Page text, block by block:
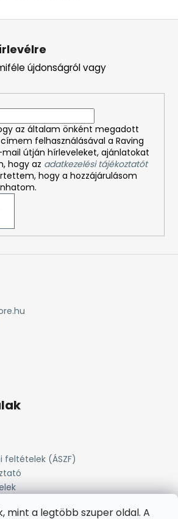
mint a legtöbb szuper oldal. A
újdonságról vagy
az általam önként megadott
felhasználásával a Raving
útján hírleveleket, ajánlatokat
hogy az adatkezelési tájékoztatót
hogy a hozzájárulásom
feltételek (ÁSZF)